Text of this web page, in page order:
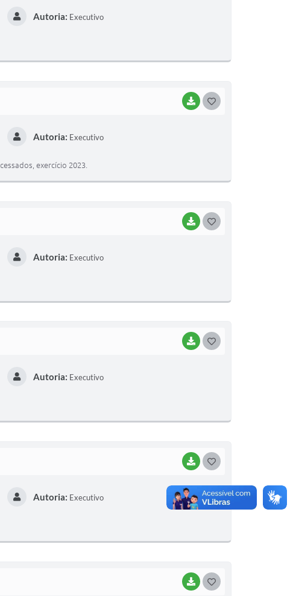
Autoria: Executivo
BAIXAR
Autoria: Executivo
exercício 2023.
BAIXAR
Autoria: Executivo
BAIXAR
Autoria: Executivo
BAIXAR
S
Autoria: Executivo
BAIXAR